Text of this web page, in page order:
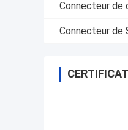
Connecteur de
Connecteur de
CERTIFICAT